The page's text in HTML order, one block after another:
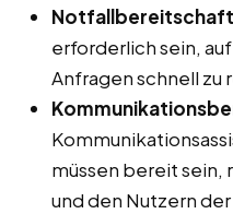
erforderlich sein,
Anfragen schnell zu
müssen bereit sein,
und den Nutzern